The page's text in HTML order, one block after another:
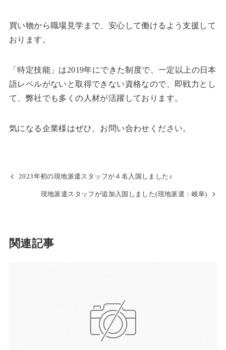
買い物から職場見学まで、安心して働けるよう支援して
おります。
「特定技能」は2019年にできた制度で、一定以上の日本
語レベルがないと取得できない資格なので、即戦力とし
て、弊社でも多くの人材が活躍しております。
気になる企業様はぜひ、お問い合わせください。
2023年初の現地派遣スタッフが４名入国しました♪
現地派遣スタッフが追加入国しました(現地派遣：岐阜)
関連記事